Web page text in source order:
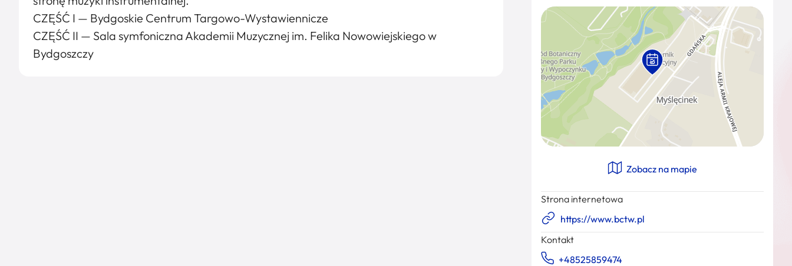
CZĘŚĆ I — Bydgoskie Centrum Targowo-Wystawiennicze
CZĘŚĆ II — Sala symfoniczna Akademii Muzycznej im. Felika Nowowiejskiego w
Bydgoszczy
Zobacz na mapie
Strona internetowa
https://www.bctw.pl
Kontakt
+48525859474